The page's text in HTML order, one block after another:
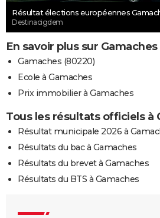
Résultat élections européennes
Destinacigdem
En savoir plus sur Gamaches
Gamaches (80220)
Ecole à Gamaches
Prix immobilier à Gamaches
Tous les résultats officiels à
Résultat municipale 2026 à
Résultats du bac à Gamaches
Résultats du brevet à Gamaches
Résultats du BTS à Gamaches